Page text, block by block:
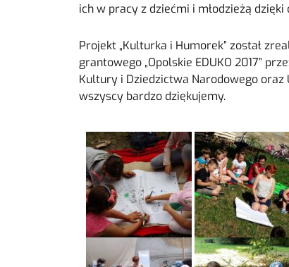
ich w pracy z dziećmi i młodzieżą
Projekt „Kulturka i Humorek” został
grantowego „Opolskie EDUKO 2017”
Kultury i Dziedzictwa Narodowego oraz
wszyscy bardzo dziękujemy.